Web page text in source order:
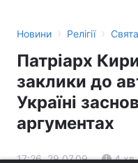
Новини › Релігії › Свята
Патріарх
заклики до
Україні
аргументах
17:26, 29.07.09 4 хв.